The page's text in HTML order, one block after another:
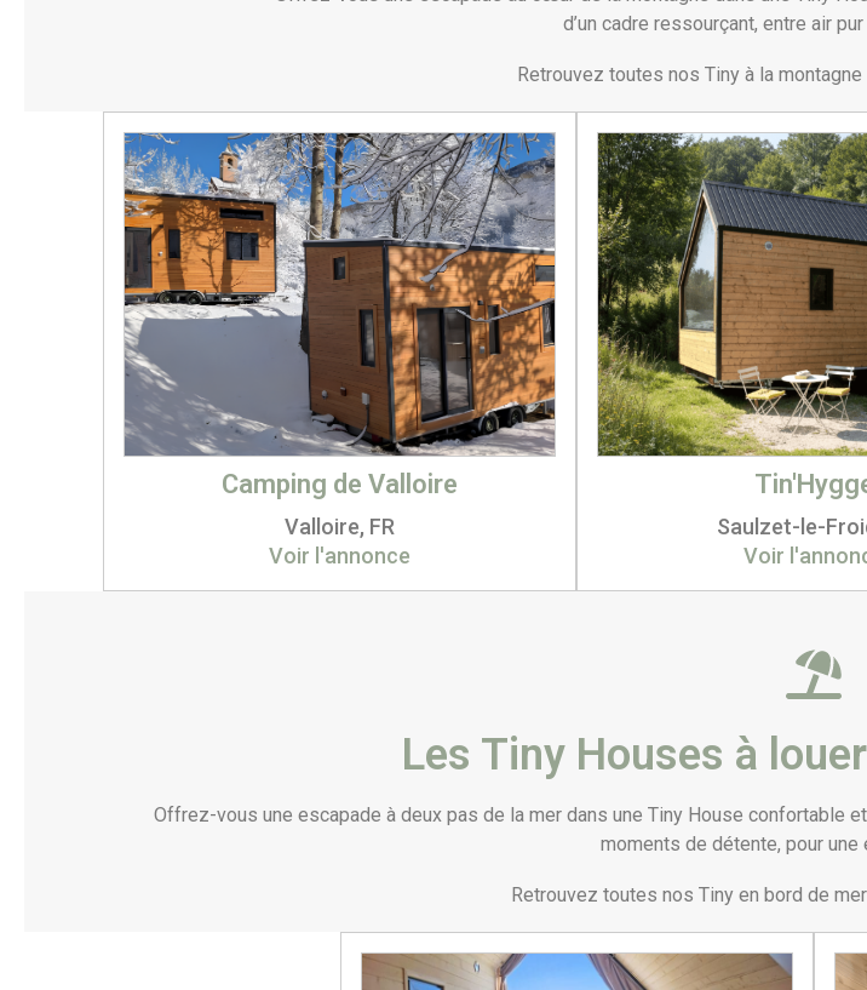
d’un cadre ressourçant, entre air
Retrouvez toutes nos Tiny à la montagne
Camping de Valloire
Valloire, FR
Voir l'annonce
Saulzet-le-
Voir
Les Tiny Houses à
Offrez-vous une escapade à deux pas de la mer dans une Tiny House confortable
moments de détente, pour une
Retrouvez toutes nos Tiny en bord de